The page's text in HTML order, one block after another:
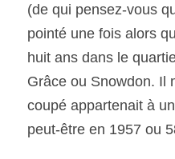
(de qui pensez-vous
pointé une fois alors
huit ans dans le
Grâce ou Snowdon. Il
coupé appartenait à
peut-être en 1957 ou